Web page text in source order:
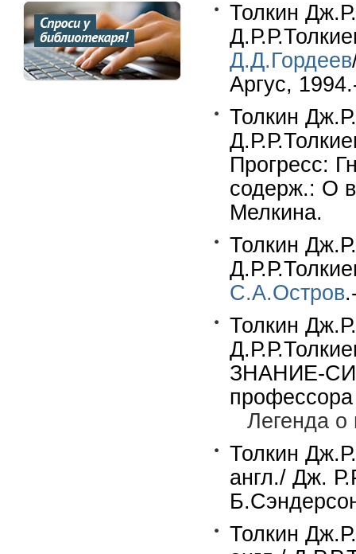
Толкин
Д.Д.Гордеев
Аргус,
Толкин
Прогресс:
содерж.: О
Мелкина.
Толкин
С.А.Остров
Толкин
ЗНАНИЕ-
Легенда
Толкин
англ./ Дж.
Толкин